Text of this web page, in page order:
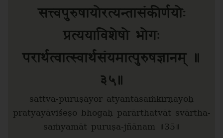
सत्त्वपुरुषायोरत्यन्तासंकीर्णयोः
प्रत्ययाविशेषो भोगः
परार्थत्वात्स्वार्थसंयमात्पुरुषज्ञानम् ॥
३५॥
sattva-puruṣāyor atyantāsaṁkīrṇayoḥ
pratyayāviśeṣo bhogaḥ parārthatvāt svārtha-
saṁyamāt puruṣa-jñānam ॥35॥